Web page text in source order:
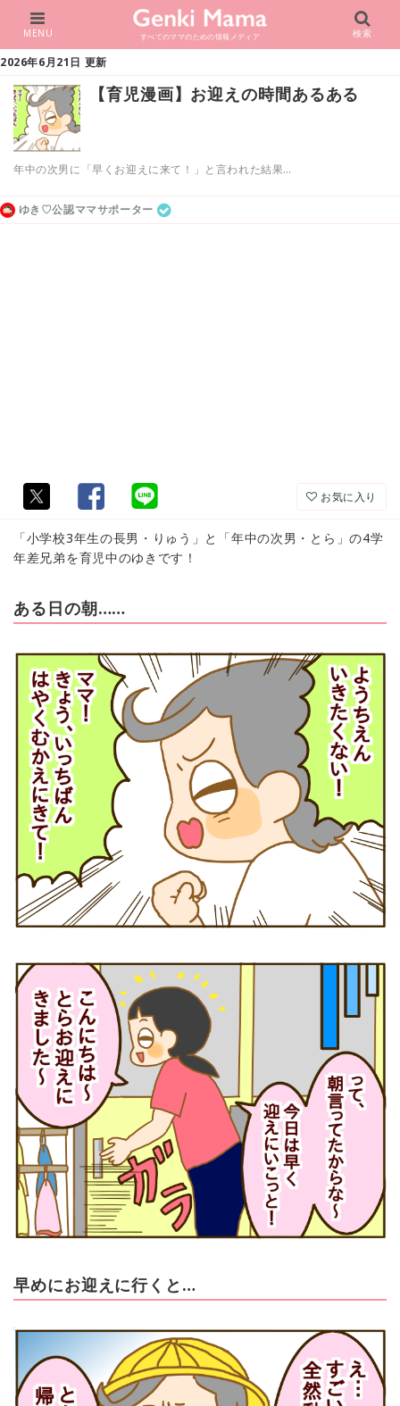
すべてのママのための情報メディア
MENU 検索
2026年6月21日 更新
【育児漫画】お迎えの時間あるある
年中の次男に「早くお迎えに来て！」と言われた結果…
ゆき♡公認ママサポーター
お気に入り
「小学校3年生の長男・りゅう」と「年中の次男・とら」の4学
年差兄弟を育児中のゆきです！
ある日の朝……
早めにお迎えに行くと…